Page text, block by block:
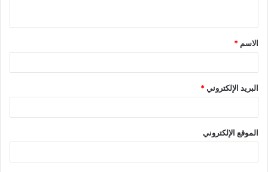
ق
*
الاسم *
البريد الإلكتروني*
الموقع الإلكتروني